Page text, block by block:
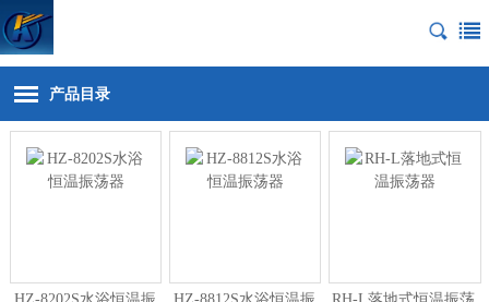
产品目录